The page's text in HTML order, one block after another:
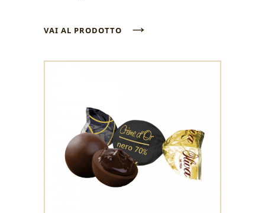
VAI AL PRODOTTO →